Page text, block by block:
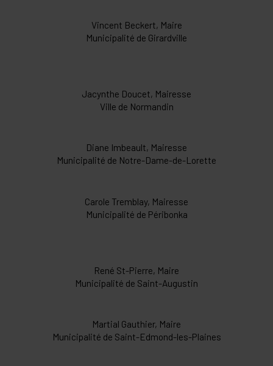
Vincent Beckert, Maire
Municipalité de Girardville
Jacynthe Doucet, Mairesse
Ville de Normandin
Diane Imbeault, Mairesse
Municipalité de Notre-Dame-de-Lorette
Carole Tremblay, Mairesse
Municipalité de Péribonka
René St-Pierre, Maire
Municipalité de Saint-Augustin
Martial Gauthier, Maire
Municipalité de Saint-Edmond-les-Plaines